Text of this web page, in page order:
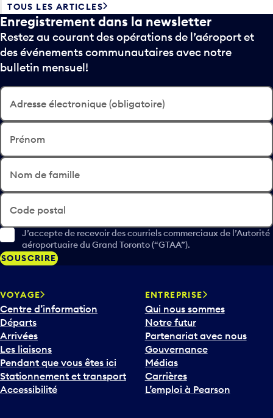
TOUS LES ARTICLES
Enregistrement dans la newsletter
Restez au courant des opérations de l’aéroport et
des événements communautaires avec notre
bulletin mensuel!
Adresse électronique (obligatoire)
Prénom
Nom de famille
Code postal
J’accepte de recevoir des courriels commerciaux de l’Autorité
aéroportuaire du Grand Toronto (“GTAA”).
SOUSCRIRE
VOYAGE
Centre d’information
Départs
Arrivées
Les liaisons
Pendant que vous êtes ici
Stationnement et transport
Accessibilité
ENTREPRISE
Qui nous sommes
Notre futur
Partenariat avec nous
Gouvernance
Médias
Carrières
L’emploi à Pearson